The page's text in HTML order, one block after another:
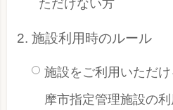
ただけない方
施設利用時のルール
施設をご利用いただ
摩市指定管理施設の